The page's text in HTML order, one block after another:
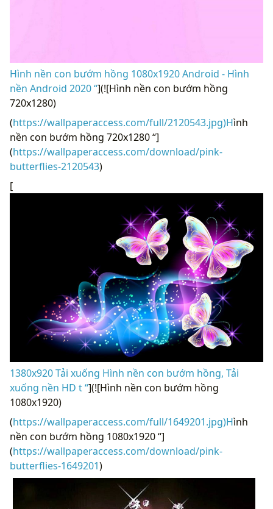
Hình nền con bướm hồng 1080x1920 Android - Hình
nền Android 2020 “](![Hình nền con bướm hồng
720x1280)
(https://wallpaperaccess.com/full/2120543.jpg)Hình
nền con bướm hồng 720x1280 “]
(https://wallpaperaccess.com/download/pink-
butterflies-2120543)
[
1380x920 Tải xuống Hình nền con bướm hồng, Tải
xuống nền HD t “](![Hình nền con bướm hồng
1080x1920)
(https://wallpaperaccess.com/full/1649201.jpg)Hình
nền con bướm hồng 1080x1920 “]
(https://wallpaperaccess.com/download/pink-
butterflies-1649201)